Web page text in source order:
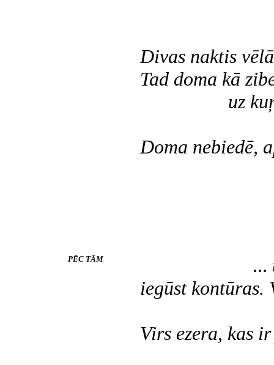
Divas naktis
Tad doma kā
uz kuŗas
Doma nebiedē,
PĒC TĀM ...
iegūst kontūras.
Virs ezera, kas